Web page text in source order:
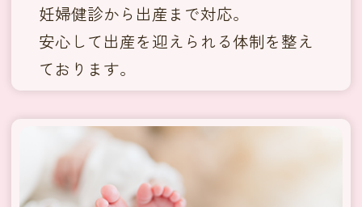
妊婦健診から出産まで対応。
安心して出産を迎えられる体制を整え
ております。